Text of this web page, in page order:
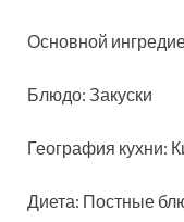
Основной
Блюдо: Закуски
География кухни:
Диета: Постные